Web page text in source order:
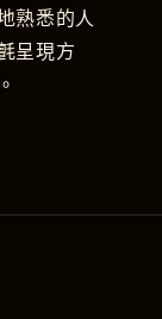
熟悉的人
呈現方